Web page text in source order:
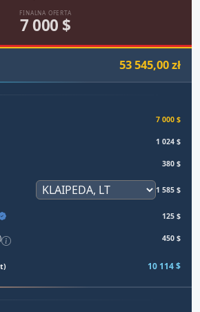
FINALNA OFERTA
7 000 $
53 545,00 zł
7 000 $
1 024 $
380 $
1 585 $
125 $
450 $
10 114 $